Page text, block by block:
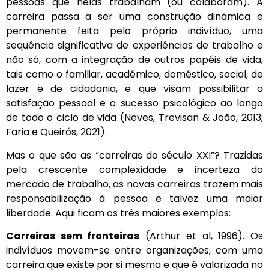
carreira passa a ser uma construção dinâmica e
permanente feita pelo próprio indivíduo, uma
sequência significativa de experiências de trabalho e
não só, com a integração de outros papéis de vida,
tais como o familiar, académico, doméstico, social, de
lazer e de cidadania, e que visam possibilitar a
satisfação pessoal e o sucesso psicológico ao longo
de todo o ciclo de vida (Neves, Trevisan & João, 2013;
Faria e Queirós, 2021).
Mas o que são as “carreiras do século XXI”? Trazidas
pela crescente complexidade e incerteza do
mercado de trabalho, as novas carreiras trazem mais
responsabilização à pessoa e talvez uma maior
liberdade. Aqui ficam os três maiores exemplos:
Carreiras sem fronteiras (Arthur et al, 1996). Os
indivíduos movem-se entre organizações, com uma
carreira que existe por si mesma e que é valorizada no